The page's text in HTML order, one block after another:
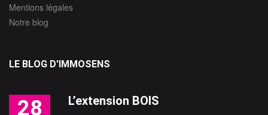
Mentions légales
Notre blog
LE BLOG D'IMMOSENS
28 L’extension BOIS